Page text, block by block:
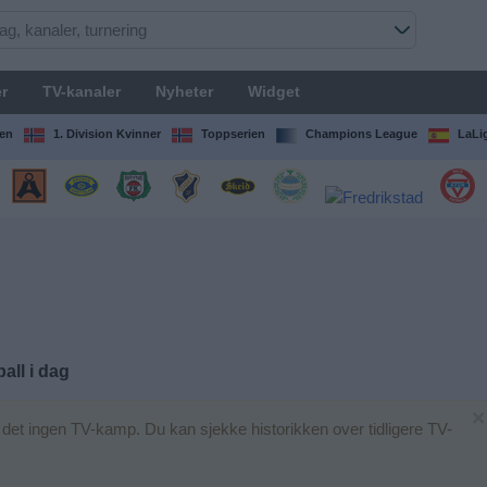
TV-kanaler Nyheter Widget
1. Division Kvinner Toppserien Champions League
i dag
ingen TV-kamp. Du kan sjekke historikken over tidligere TV-